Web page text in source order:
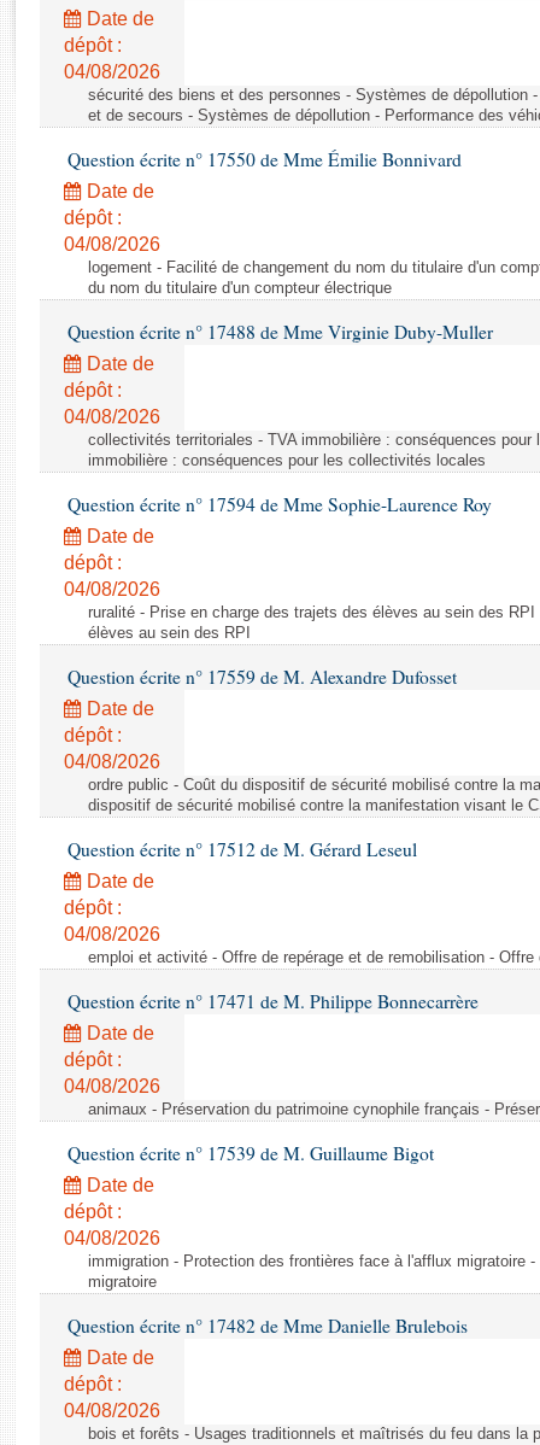
Rapports législatifs
Rapports sur l'application des lois
Baromètre de l’application des lois
Dossiers législatifs
Budget et sécurité sociale
Questions écrites et orales
Comptes rendus des débats
Date de
dépôt :
04/08/2026
sécurité des biens et des personnes - Systèmes de dépollution
et de secours - Systèmes de dépollution - Performance des
Question écrite n° 17550 de Mme Émilie Bonnivard
Date de
dépôt :
04/08/2026
logement - Facilité de changement du nom du titulaire d'un
du nom du titulaire d'un compteur électrique
Question écrite n° 17488 de Mme Virginie Duby-Muller
Date de
dépôt :
04/08/2026
collectivités territoriales - TVA immobilière : conséquences
immobilière : conséquences pour les collectivités locales
Question écrite n° 17594 de Mme Sophie-Laurence Roy
Date de
dépôt :
04/08/2026
ruralité - Prise en charge des trajets des élèves au sein des
élèves au sein des RPI
Question écrite n° 17559 de M. Alexandre Dufosset
Date de
dépôt :
04/08/2026
ordre public - Coût du dispositif de sécurité mobilisé contre la
dispositif de sécurité mobilisé contre la manifestation visant le
Question écrite n° 17512 de M. Gérard Leseul
Date de
dépôt :
04/08/2026
emploi et activité - Offre de repérage et de remobilisation -
Question écrite n° 17471 de M. Philippe Bonnecarrère
Date de
dépôt :
04/08/2026
animaux - Préservation du patrimoine cynophile français -
Question écrite n° 17539 de M. Guillaume Bigot
Date de
dépôt :
04/08/2026
immigration - Protection des frontières face à l'afflux migratoire
migratoire
Question écrite n° 17482 de Mme Danielle Brulebois
Date de
dépôt :
04/08/2026
bois et forêts - Usages traditionnels et maîtrisés du feu dans la